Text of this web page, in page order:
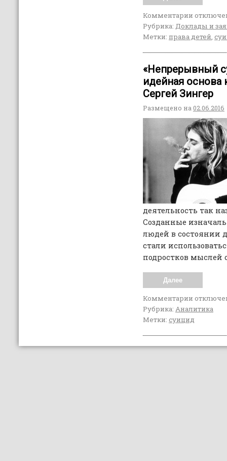
Комментарии
Рубрика: Доклады и
Метки: права детей,
«Непрерывный
идейная основа
Сергей Зингер
Размещено на 02.06.2016
деятельность так
Созданные
людей в состоянии
стали
подростков мыслей
Далее
Комментарии
Рубрика: Аналитика
Метки: суицид